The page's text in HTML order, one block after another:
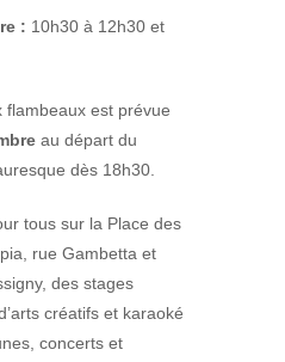
: 10h30 à 12h30 et
flambeaux est prévue
au départ du
dès 18h30.
tous sur la Place des
rue Gambetta et
des stages
créatifs et karaoké
concerts et